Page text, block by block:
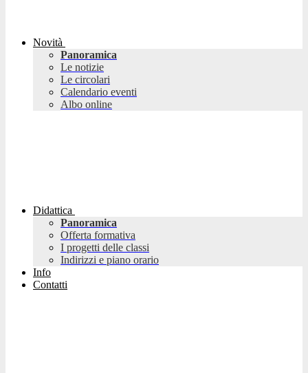
Novità
Panoramica
Le notizie
Le circolari
Calendario eventi
Albo online
Didattica
Panoramica
Offerta formativa
I progetti delle classi
Indirizzi e piano orario
Info
Contatti